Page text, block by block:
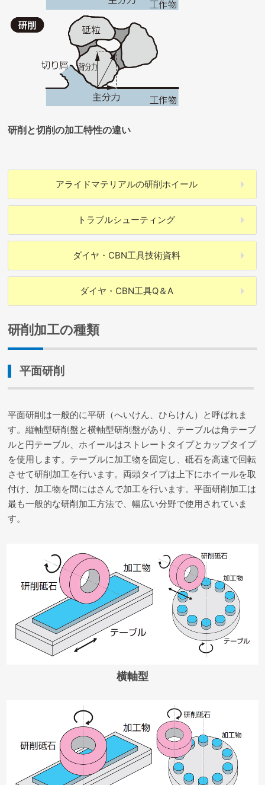
研削と切削の加工特性の違い
アライドマテリアルの研削ホイール
トラブルシューティング
ダイヤ・CBN工具技術資料
ダイヤ・CBN工具Q＆A
研削加工の種類
平面研削
平面研削は一般的に平研（へいけん、ひらけん）と呼ばれま
す。縦軸型研削盤と横軸型研削盤があり、テーブルは角テーブ
ルと円テーブル、ホイールはストレートタイプとカップタイプ
を使用します。テーブルに加工物を固定し、砥石を高速で回転
させて研削加工を行います。両頭タイプは上下にホイールを取
付け、加工物を間にはさんで加工を行います。平面研削加工は
最も一般的な研削加工方法で、幅広い分野で使用されていま
す。
横軸型